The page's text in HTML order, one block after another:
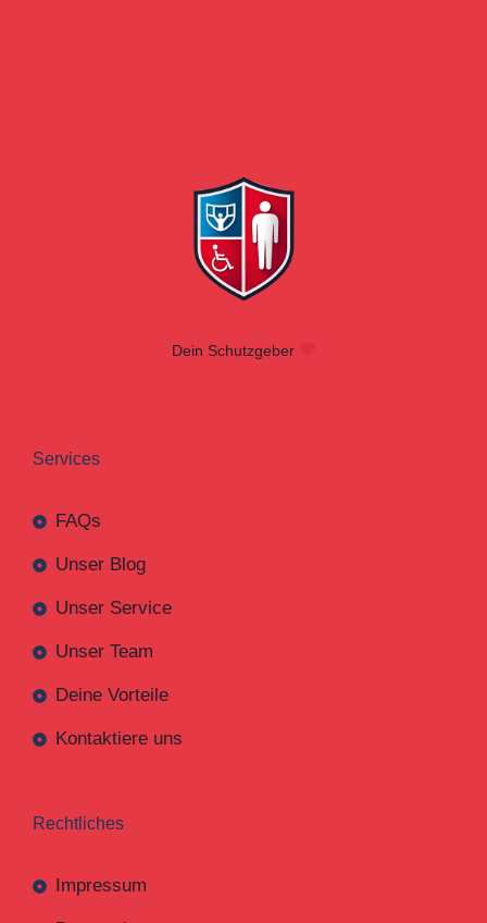
Dein Schutzgeber
Services
FAQs
Unser Blog
Unser Service
Unser Team
Deine Vorteile
Kontaktiere uns
Rechtliches
Impressum